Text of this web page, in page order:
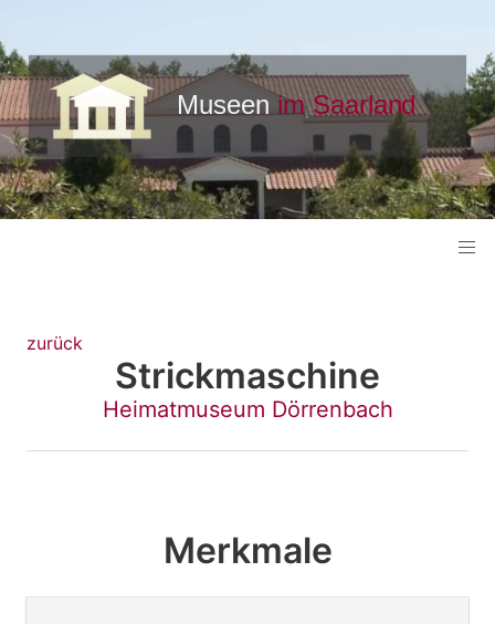
zurück
Strickmaschine
Heimatmuseum Dörrenbach
Merkmale